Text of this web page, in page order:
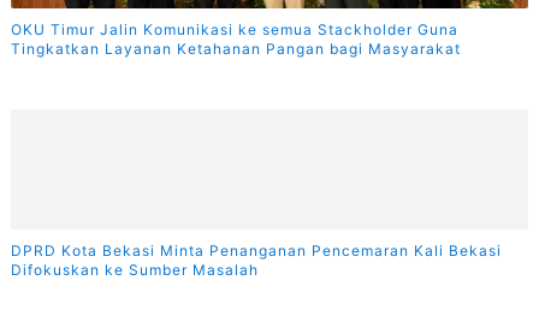
OKU Timur Jalin Komunikasi ke semua Stackholder Guna
Tingkatkan Layanan Ketahanan Pangan bagi Masyarakat
DPRD Kota Bekasi Minta Penanganan Pencemaran Kali Bekasi
Difokuskan ke Sumber Masalah